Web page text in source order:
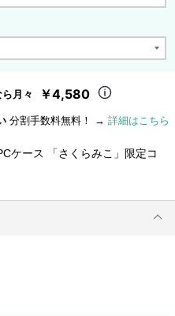
月々 ￥4,580
分割手数料無料！ → 詳細はこちら
ケース 「さくらみこ」限定コ